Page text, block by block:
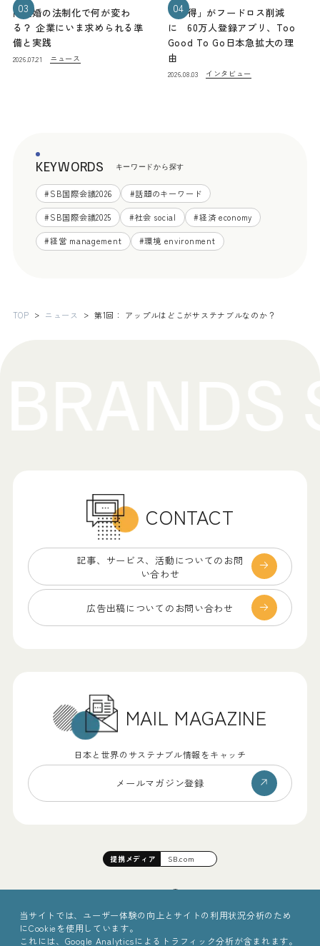
03
同性婚の法制化で何が変わ
る？ 企業にいま求められる準
備と実践
2026.07.21 ニュース
04
「お得」がフードロス削減
に 60万人登録アプリ、Too
Good To Go日本急拡大の理
由
2026.08.03 インタビュー
KEYWORDS キーワードから探す
#SB国際会議2026 #話題のキーワード
#SB国際会議2025 #社会 social #経済 economy
#経営 management #環境 environment
TOP ニュース 第1回： アップルはどこがサステナブルなのか？
CONTACT
記事、サービス、 活動についてのお問
い合わせ
広告出稿についての お問い合わせ
MAIL MAGAZINE
日本と世界のサステナブル情報をキャッチ
メールマガジン登録
提携メディア SB.com
当サイトでは、ユーザー体験の向上とサイトの利用状況分析のため
にCookieを使用しています。
これには、Google Analyticsによるトラフィック分析が含まれます。